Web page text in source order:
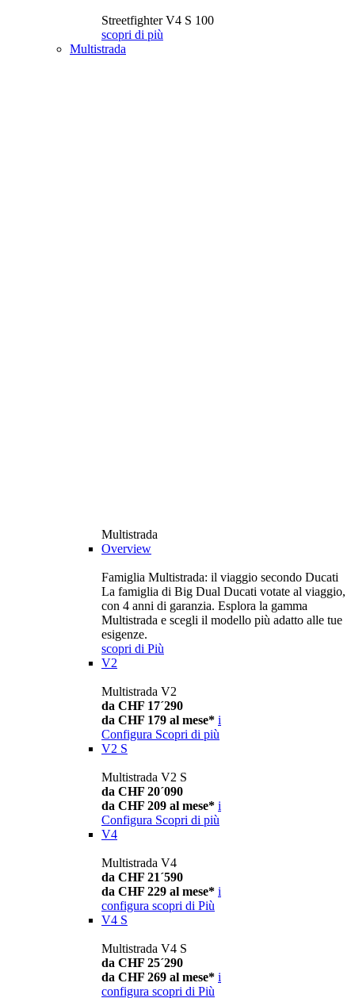
Streetfighter V4 S 100
scopri di più
Multistrada
Multistrada
Overview
Famiglia Multistrada: il viaggio secondo Ducati
La famiglia di Big Dual Ducati votate al viaggio,
con 4 anni di garanzia. Esplora la gamma
Multistrada e scegli il modello più adatto alle tue
esigenze.
scopri di Più
V2
Multistrada V2
da CHF 17´290
da CHF 179 al mese* i
Configura Scopri di più
V2 S
Multistrada V2 S
da CHF 20´090
da CHF 209 al mese* i
Configura Scopri di più
V4
Multistrada V4
da CHF 21´590
da CHF 229 al mese* i
configura scopri di Più
V4 S
Multistrada V4 S
da CHF 25´290
da CHF 269 al mese* i
configura scopri di Più